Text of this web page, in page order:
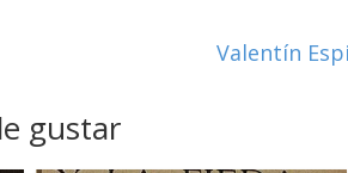
Valentín
gustar